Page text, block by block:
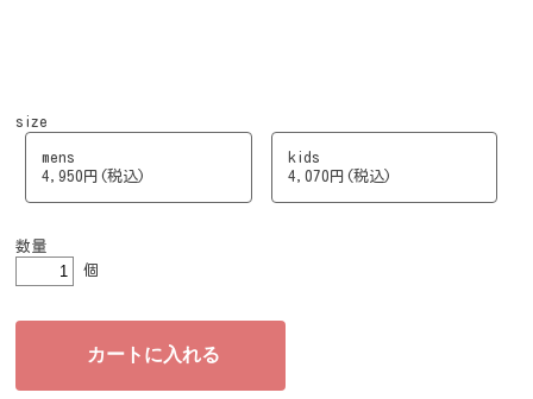
size
mens
4,950円(税込)
kids
4,070円(税込)
数量
個